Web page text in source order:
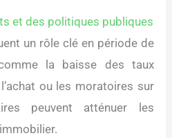
et des politiques publiques
un rôle clé en période de
la baisse des taux
ou les moratoires sur
peuvent atténuer les